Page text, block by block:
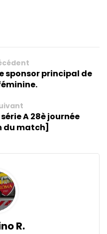
sponsor principal de
A 28è journée
du match]
R.